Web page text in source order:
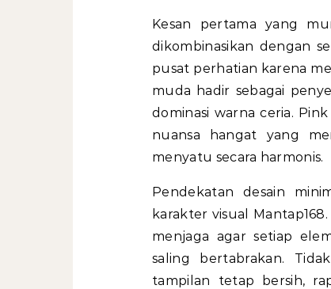
Kesan pertama yang
dikombinasikan dengan
pusat perhatian karena
muda hadir sebagai
dominasi warna ceria.
nuansa hangat yang
menyatu secara harmonis.
Pendekatan desain
karakter visual
menjaga agar setiap
saling bertabrakan.
tampilan tetap bersih,